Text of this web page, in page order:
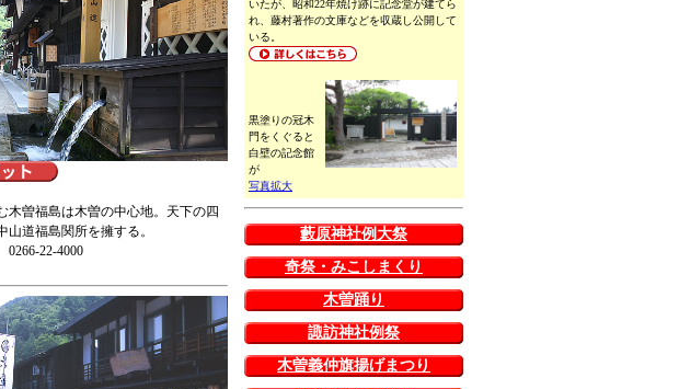
いたが、昭和22年焼け跡に記念堂が建てら
れ、藤村著作の文庫などを収蔵し公開して
いる。
黒塗りの冠木
門をくぐると
白壁の記念館
が
写真拡大
藪原神社例大祭
奇祭・みこしまくり
木曽踊り
諏訪神社例祭
木曽義仲旗揚げまつり
曽福島は木曽の中心地。天下の四
道福島関所を擁する。
22-4000